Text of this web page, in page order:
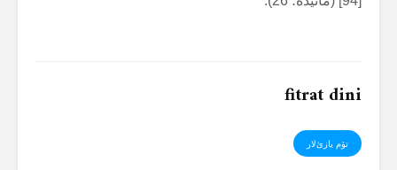
fitrat dini
تۆم یازئ‌لار